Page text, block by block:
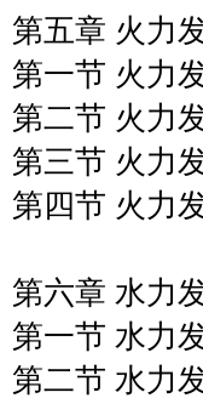
第五章 火力
第一节 火力
第二节 火力
第三节 火力
第四节 火力
第六章 水力
第一节 水力
第二节 水力